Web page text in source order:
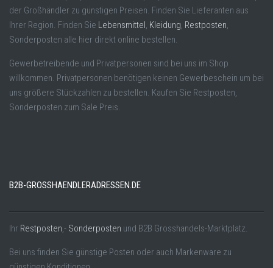
der Großhändler zu günstigen Preisen. Finden Sie Lieferanten aus
Ihrer Region. Finden Sie Lebensmittel , Kleidung, Restposten,
Sonderposten alle hier direkt online bestellen.
Gewerbetreibende und Privatpersonen sind bei uns im Shop
willkommen. Privatpersonen benötigen keinen Gewerbeschein um bei
uns größere Stückzahlen zu bestellen. Kaufen Sie Restposten,
Sonderposten zum Sale Preis.
B2B-GROSSHAENDLERADRESSEN.DE
Ihr Restposten,- Sonderposten und B2B Grosshandels-Marktplatz.
Bei uns finden Sie günstige Posten oder auch Markenware zu